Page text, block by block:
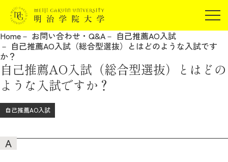
在学生の方
保証人の方
企業・研究者の方
JP EN
卒業生の方
保証人の方
Home お問い合わせ・Q&A
自己推薦AO入試
自己推薦AO入試（総合型選抜）とはどのような入試です
か？
自己推薦AO入試（総合型選抜）とはどの
ような入試ですか？
自己推薦AO入試